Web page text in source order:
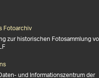
Fotoarchiv
zur historischen Fotosammlung
und Informationszentrum der